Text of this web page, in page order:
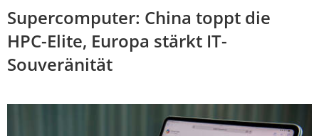
Supercomputer: China toppt die
HPC-Elite, Europa stärkt IT-
Souveränität